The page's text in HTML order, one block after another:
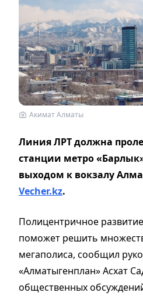
Акимат Алматы
Линия ЛРТ должна
станции метро
выходом к вокзалу
Vecher.kz.
Полицентричное
поможет решить
мегаполиса, сообщил
«Алматыгенплан» Асхат
общественных